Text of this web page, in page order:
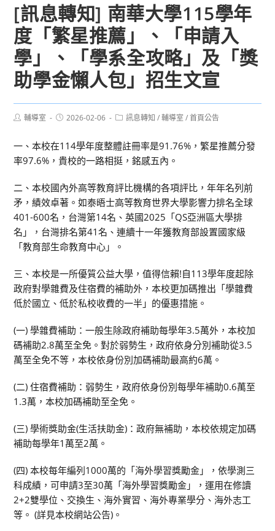
[訊息轉知] 南華大學115學年
度「繁星推薦」、「申請入
學」、「學系全攻略」及「獎
助學金懶人包」招生文宣
Post輔導室
Post2026-02-06
Post訊息轉知 / 輔導室 / 首頁公告
一、本校在114學年度整體註冊率是91.76%，繁星推薦分發
率97.6%，貴校的一路相挺，銘感五內。
二、本校國內外高等教育評比機構的各項評比，年年名列前
矛，績效卓著。如泰晤士高等教育世界大學影響力排名全球
401-600名，台灣第14名、英國2025「QS亞洲區大學排
名」，台灣排名第41名、連續十一年獲教育部設置國家級
「教育部生命教育中心」。
三、本校是一所優質公益大學，值得信賴!自113學年度起除
政府對學雜費及住宿費的補助外，本校更加碼推出「學雜費
低於國立、低於私校收費的一半」的優惠措施。
(一) 學雜費補助：一般生除政府補助每學年3.5萬外，本校加
碼補助2.8萬至全免。對於弱勢生，政府依身分別補助從3.5
萬至全免不等，本校依身份別加碼補助最高約6萬。
(二) 住宿費補助：弱勢生，政府依身份別每學年補助0.6萬至
1.3萬，本校加碼補助至全免。
(三) 學術獎助金(生活扶助金)：政府無補助，本校依規定加碼
補助每學年1萬至2萬。
(四) 本校每年編列1000萬的「海外學習獎勵金」，依學測三
科成績，可申請3至30萬「海外學習獎勵金」，運用在修讀
2+2雙學位、交換生、海外實習、海外專業學分、海外志工
等。 (詳見本校網站公告)。